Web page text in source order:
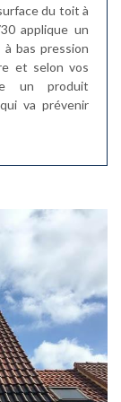
du toit à
applique un
bas pression
et selon vos
un produit
va prévenir